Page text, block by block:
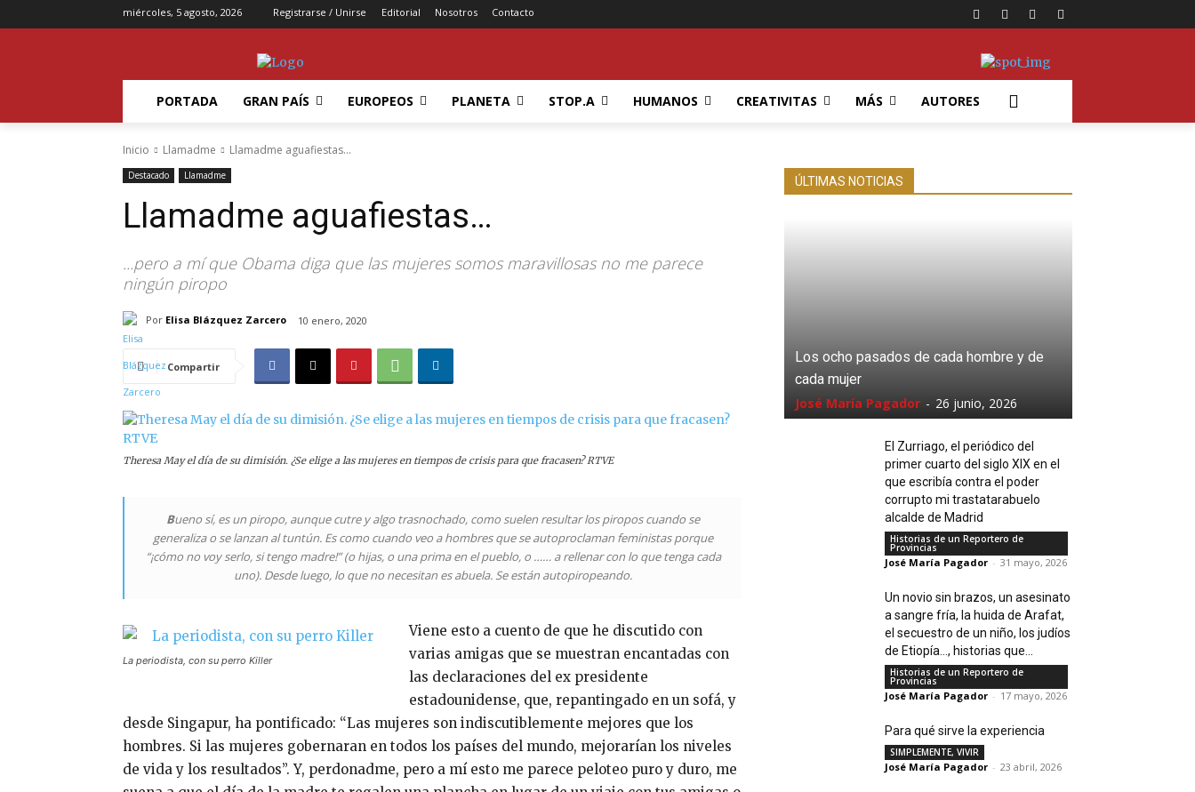
miércoles, 5 agosto, 2026 Registrarse / Unirse Editorial Nosotros Contacto
PORTADA GRAN PAÍS EUROPEOS PLANETA STOP.A HUMANOS CREATIVITAS MÁS AUTORES
Inicio Llamadme Llamadme aguafiestas...
Destacado Llamadme
Llamadme aguafiestas…
...pero a mí que Obama diga que las mujeres somos maravillosas no me parece
ningún piropo
Por Elisa Blázquez Zarcero 10 enero, 2020
Compartir
Theresa May el día de su dimisión. ¿Se elige a las mujeres en tiempos de crisis para que fracasen? RTVE
Bueno sí, es un piropo, aunque cutre y algo trasnochado, como suelen resultar los piropos cuando se
generaliza o se lanzan al tuntún. Es como cuando veo a hombres que se autoproclaman feministas porque
“¡cómo no voy serlo, si tengo madre!” (o hijas, o una prima en el pueblo, o …… a rellenar con lo que tenga cada
uno). Desde luego, lo que no necesitan es abuela. Se están autopiropeando.
La periodista, con su perro Killer
Viene esto a cuento de que he discutido con
varias amigas que se muestran encantadas con
las declaraciones del ex presidente
estadounidense, que, repantingado en un sofá, y
desde Singapur, ha pontificado: “Las mujeres son indiscutiblemente mejores que los
hombres. Si las mujeres gobernaran en todos los países del mundo, mejorarían los niveles
de vida y los resultados”. Y, perdonadme, pero a mí esto me parece peloteo puro y duro, me
ÚLTIMAS NOTICIAS
Los ocho pasados de cada hombre y de
cada mujer
José María Pagador - 26 junio, 2026
El Zurriago, el periódico del
primer cuarto del siglo XIX en el
que escribía contra el poder
corrupto mi trastatarabuelo
alcalde de Madrid
Historias de un Reportero de
Provincias
José María Pagador - 31 mayo, 2026
Un novio sin brazos, un asesinato
a sangre fría, la huida de Arafat,
el secuestro de un niño, los judíos
de Etiopía…, historias que...
Historias de un Reportero de
Provincias
José María Pagador - 17 mayo, 2026
Para qué sirve la experiencia
SIMPLEMENTE, VIVIR
José María Pagador - 23 abril, 2026